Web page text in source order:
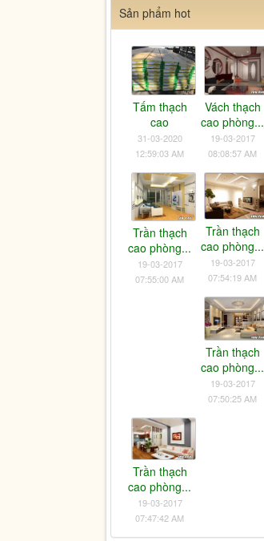
Sản phẩm hot
Tấm thạch
cao
31-03-2020
12:59:03 AM
Vách thạch
cao phòng...
19-03-2017
08:08:57 AM
Trần thạch
cao phòng...
19-03-2017
07:55:00 AM
Trần thạch
cao phòng...
19-03-2017
07:54:19 AM
Trần thạch
cao phòng...
19-03-2017
07:50:25 AM
Trần thạch
cao phòng...
19-03-2017
07:47:42 AM